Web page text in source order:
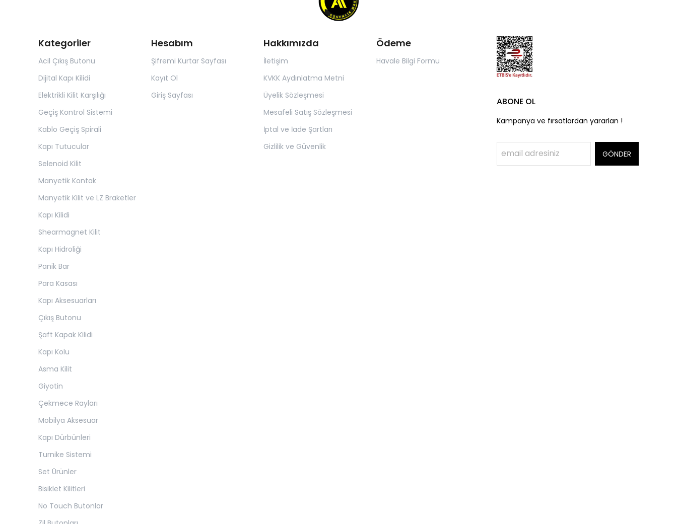
Kategoriler
Acil Çıkış Butonu
Dijital Kapı Kilidi
Elektrikli Kilit Karşılığı
Geçiş Kontrol Sistemi
Kablo Geçiş Spirali
Kapı Tutucular
Selenoid Kilit
Manyetik Kontak
Manyetik Kilit ve LZ Braketler
Kapı Kilidi
Shearmagnet Kilit
Kapı Hidroliği
Panik Bar
Para Kasası
Kapı Aksesuarları
Çıkış Butonu
Şaft Kapak Kilidi
Kapı Kolu
Asma Kilit
Giyotin
Çekmece Rayları
Mobilya Aksesuar
Kapı Dürbünleri
Turnike Sistemi
Set Ürünler
Bisiklet Kilitleri
No Touch Butonlar
Hesabım
Şifremi Kurtar Sayfası
Kayıt Ol
Giriş Sayfası
Hakkımızda
İletişim
KVKK Aydınlatma Metni
Üyelik Sözleşmesi
Mesafeli Satış Sözleşmesi
İptal ve İade Şartları
Gizlilik ve Güvenlik
Ödeme
Havale Bilgi Formu
ABONE OL
Kampanya ve fırsatlardan yararlan !
GÖNDER